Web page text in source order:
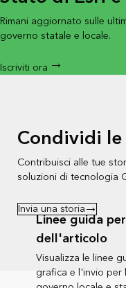
Rimani aggiornato sulle
governo statale e locale.
Iscriviti ora
Condividi
Contribuisci alle tue
soluzioni di tecnologia
Invia una storia
Linee guida
dell'articolo
Visualizza le linee
grafica e l'invio